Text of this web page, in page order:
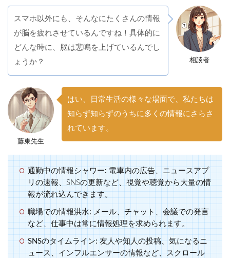
相談者
スマホ以外にも、そんなにたくさんの情報
が脳を疲れさせているんですね！具体的に
どんな時に、脳は悲鳴を上げているんでし
ょうか？
藤東先生
はい、日常生活の様々な場面で、私たちは
知らず知らずのうちに多くの情報にさらさ
れています。
通勤中の情報シャワー:電車内の広告、ニュースアプ
リの速報、SNSの更新など、視覚や聴覚から大量の情
報が流れ込んできます。
職場での情報洪水:メール、チャット、会議での発言
など、仕事中は常に情報処理を求められます。
SNSのタイムライン:友人や知人の投稿、気になるニ
ュース、インフルエンサーの情報など、スクロール